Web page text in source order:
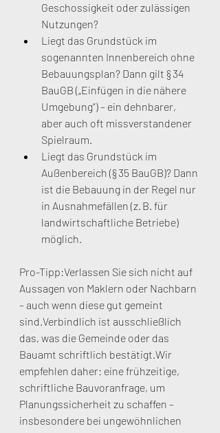
Geschossigkeit oder zulässigen
Nutzungen?
Liegt das Grundstück im
sogenannten Innenbereich ohne
Bebauungsplan? Dann gilt § 34
BauGB („Einfügen in die nähere
Umgebung“) – ein dehnbarer,
aber auch oft missverstandener
Spielraum.
Liegt das Grundstück im
Außenbereich (§ 35 BauGB)? Dann
ist die Bebauung in der Regel nur
in Ausnahmefällen (z. B. für
landwirtschaftliche Betriebe)
möglich.
Pro-Tipp:Verlassen Sie sich nicht auf
Aussagen von Maklern oder Nachbarn
– auch wenn diese gut gemeint
sind.Verbindlich ist ausschließlich
das, was die Gemeinde oder das
Bauamt schriftlich bestätigt.Wir
empfehlen daher: eine frühzeitige,
schriftliche Bauvoranfrage, um
Planungssicherheit zu schaffen –
insbesondere bei ungewöhnlichen